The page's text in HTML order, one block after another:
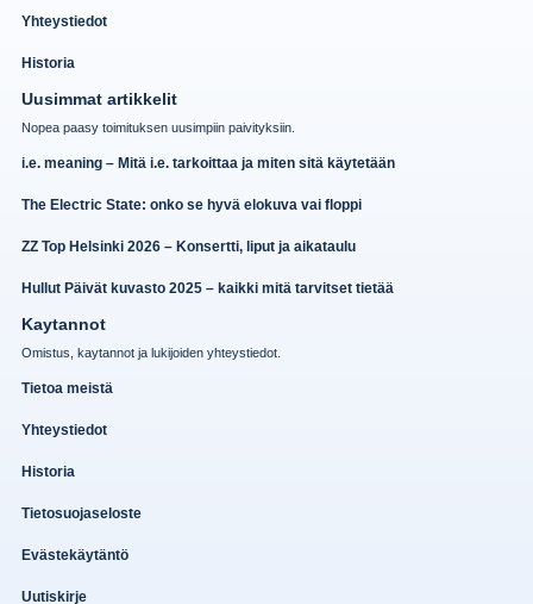
Yhteystiedot
Historia
Uusimmat artikkelit
Nopea paasy toimituksen uusimpiin paivityksiin.
i.e. meaning – Mitä i.e. tarkoittaa ja miten sitä käytetään
The Electric State: onko se hyvä elokuva vai floppi
ZZ Top Helsinki 2026 – Konsertti, liput ja aikataulu
Hullut Päivät kuvasto 2025 – kaikki mitä tarvitset tietää
Kaytannot
Omistus, kaytannot ja lukijoiden yhteystiedot.
Tietoa meistä
Yhteystiedot
Historia
Tietosuojaseloste
Evästekäytäntö
Uutiskirje